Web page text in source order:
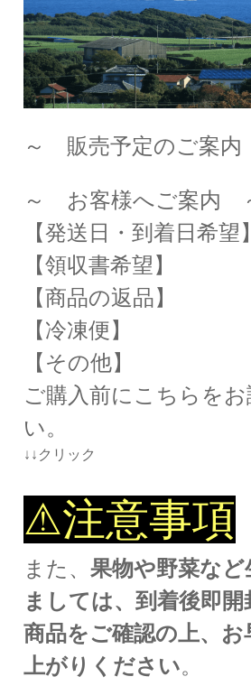
～ 販売予定のご案
～ お客様へご案内
【発送日・到着日希望】
【領収書希望】
【商品の返品】
【冷凍便】
【その他】
ご購入前にこちらをお
い。
↓↓クリック
⚠注意事項
また、果物や野菜など
ましては、到着後即開
商品をご確認の上、お
上がりください。